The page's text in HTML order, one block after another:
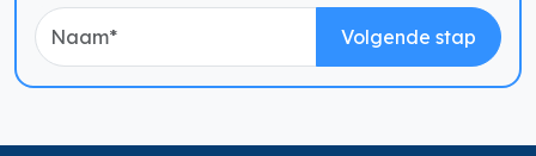
Volgende stap